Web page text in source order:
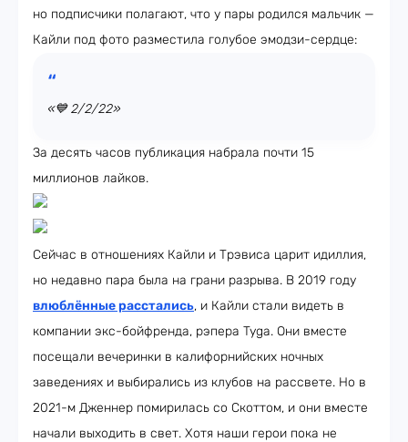
но подписчики полагают, что у пары родился мальчик —
Кайли под фото разместила голубое эмодзи-сердце:
«💙 2/2/22»
За десять часов публикация набрала почти 15
миллионов лайков.
Сейчас в отношениях Кайли и Трэвиса царит идиллия,
но недавно пара была на грани разрыва. В 2019 году
влюблённые расстались, и Кайли стали видеть в
компании экс-бойфренда, рэпера Tyga. Они вместе
посещали вечеринки в калифорнийских ночных
заведениях и выбирались из клубов на рассвете. Но в
2021-м Дженнер помирилась со Скоттом, и они вместе
начали выходить в свет. Хотя наши герои пока не